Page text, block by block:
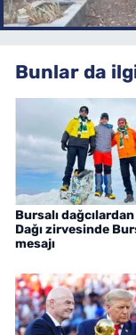
Bunlar da
Bursalı dağcılardan
Dağı zirvesinde
mesajı